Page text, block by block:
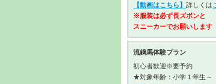
【動画はこちら】 詳しくは
※服装は必ず長ズボンと
スニーカーでお願いします
流鏑馬体験プラン
初心者歓迎※要予約
★対象年齢：小学１年生～